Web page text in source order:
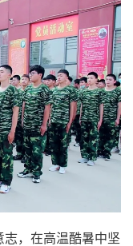
，在高温酷暑中坚